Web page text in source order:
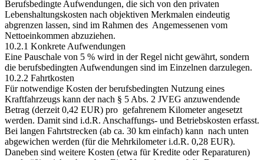
Berufsbedingte Aufwendungen, die sich von den privaten
Lebenshaltungskosten nach objektiven Merkmalen eindeutig
abgrenzen lassen, sind im Rahmen des Angemessenen vom
Nettoeinkommen abzuziehen.
10.2.1 Konkrete Aufwendungen
Eine Pauschale von 5 % wird in der Regel nicht gewährt, sondern
die berufsbedingten Aufwendungen sind im Einzelnen darzulegen.
10.2.2 Fahrtkosten
Für notwendige Kosten der berufsbedingten Nutzung eines
Kraftfahrzeugs kann der nach § 5 Abs. 2 JVEG anzuwendende
Betrag (derzeit 0,42 EUR) pro gefahrenem Kilometer angesetzt
werden. Damit sind i.d.R. Anschaffungs- und Betriebskosten erfasst.
Bei langen Fahrtstrecken (ab ca. 30 km einfach) kann nach unten
abgewichen werden (für die Mehrkilometer i.d.R. 0,28 EUR).
Daneben sind weitere Kosten (etwa für Kredite oder Reparaturen)